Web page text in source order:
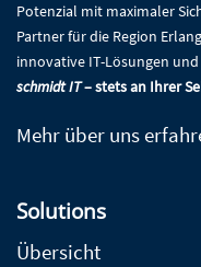
Potenzial mit maximaler
Partner für die Region
innovative IT-Lösungen
schmidt IT– stets an Ihrer
Mehr über uns
Solutions
Übersicht